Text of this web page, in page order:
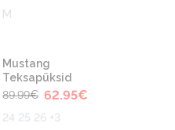
M
-30%
Mustang
Teksapüksid
89.99€ 62.95€
24 25 26 +3